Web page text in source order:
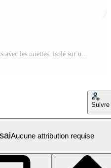
Suivre
Aucune attribution requise